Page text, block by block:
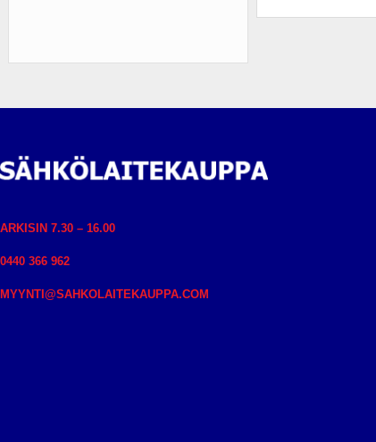
ARKISIN 7.30 – 16.00
0440 366 962
MYYNTI@SAHKOLAITEKAUPPA.COM